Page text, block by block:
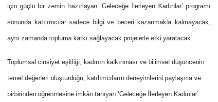
için güçlü bir zemin hazırlayan ‘Geleceğe İlerleyen Kadınlar’ programı
sonunda katılımcılar sadece bilgi ve beceri kazanmakla kalmayacak,
aynı zamanda topluma katkı sağlayacak projelerle etki yaratacak.
Toplumsal cinsiyet eşitliği, kadının kalkınması ve bilimsel düşüncenin
temel değerleri oluşturduğu, katılımcıların deneyimlerini paylaşma ve
birbirinden öğrenmesine imkân tanıyan ‘Geleceğe İlerleyen Kadınlar’